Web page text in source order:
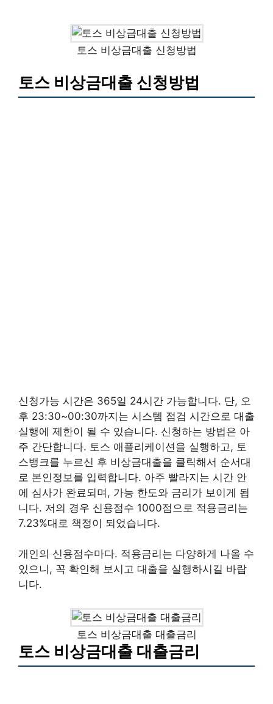
토스 비상금대출 신청방법
토스 비상금대출 신청방법
신청가능 시간은 365일 24시간 가능합니다. 단, 오
후 23:30~00:30까지는 시스템 점검 시간으로 대출
실행에 제한이 될 수 있습니다. 신청하는 방법은 아
주 간단합니다. 토스 애플리케이션을 실행하고, 토
스뱅크를 누르신 후 비상금대출을 클릭해서 순서대
로 본인정보를 입력합니다. 아주 빨라지는 시간 안
에 심사가 완료되며, 가능 한도와 금리가 보이게 됩
니다. 저의 경우 신용점수 1000점으로 적용금리는
7.23%대로 책정이 되었습니다.
개인의 신용점수마다. 적용금리는 다양하게 나올 수
있으니, 꼭 확인해 보시고 대출을 실행하시길 바랍
니다.
토스 비상금대출 대출금리
토스 비상금대출 대출금리